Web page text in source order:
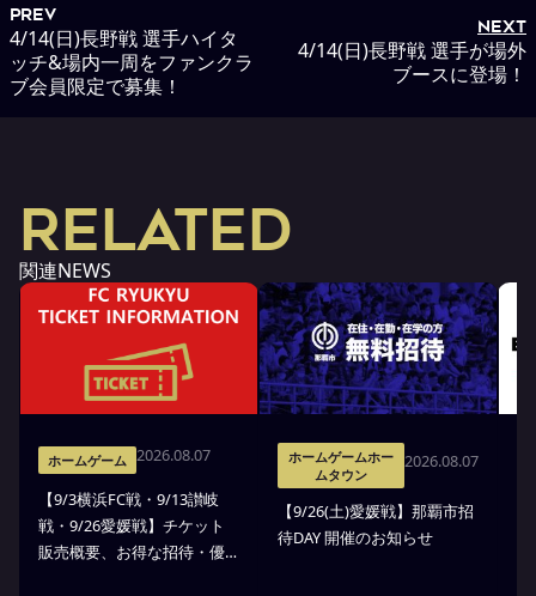
PREV
4/14(日)長野戦 選手ハイタ
ッチ&場内一周をファンクラ
ブ会員限定で募集！
NEXT
4/14(日)長野戦 選手が場外
ブースに登場！
RELATED
関連NEWS
ホームゲーム 2026.08.07
【9/3横浜FC戦・9/13讃岐
戦・9/26愛媛戦】チケット
販売概要、お得な招待・優
ホームゲームホー
ムタウン
2026.08.07
【9/26(土)愛媛戦】那覇市招
待DAY 開催のお知らせ